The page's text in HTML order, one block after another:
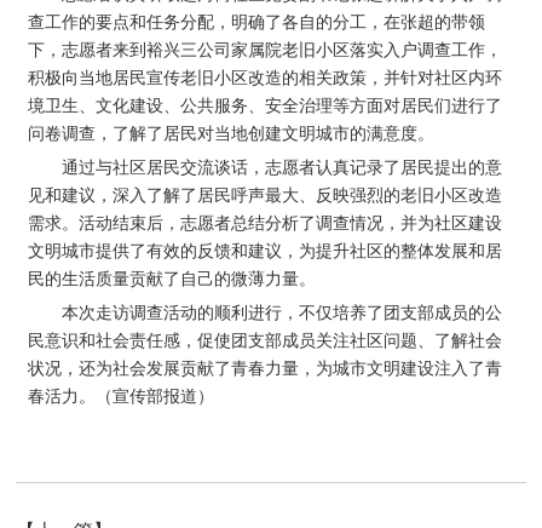
查工作的要点和任务分配，明确了各自的分工，在张超的带领
下，志愿者来到裕兴三公司家属院老旧小区落实入户调查工作，
积极向当地居民宣传老旧小区改造的相关政策，并针对社区内环
境卫生、文化建设、公共服务、安全治理等方面对居民们进行了
问卷调查，了解了居民对当地创建文明城市的满意度。
通过与社区居民交流谈话，志愿者认真记录了居民提出的意
见和建议，深入了解了居民呼声最大、反映强烈的老旧小区改造
需求。活动结束后，志愿者总结分析了调查情况，并为社区建设
文明城市提供了有效的反馈和建议，为提升社区的整体发展和居
民的生活质量贡献了自己的微薄力量。
本次走访调查活动的顺利进行，不仅培养了团支部成员的公
民意识和社会责任感，促使团支部成员关注社区问题、了解社会
状况，还为社会发展贡献了青春力量，为城市文明建设注入了青
春活力。（宣传部报道）